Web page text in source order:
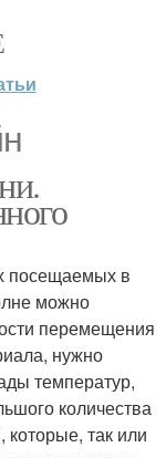
посещаемых в
можно
перемещения
нужно
температур,
количества
которые, так или